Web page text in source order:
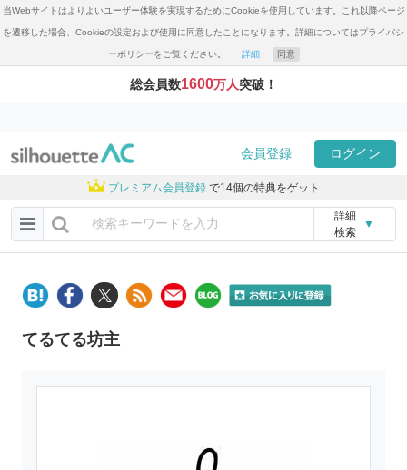
当Webサイトはよりよいユーザー体験を実現するためにCookieを使用しています。これ以降ページ
を遷移した場合、Cookieの設定および使用に同意したことになります。詳細についてはプライバシ
ーポリシーをご覧ください。 詳細 同意
総会員数1600万人突破！
会員登録 ログイン
プレミアム会員登録 で14個の特典をゲット
詳細
検索
▼
てるてる坊主